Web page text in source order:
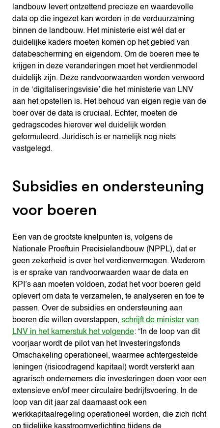
landbouw levert ontzettend precieze en waardevolle
data op die ingezet kan worden in de verduurzaming
binnen de landbouw. Het ministerie eist wél dat er
duidelijke kaders moeten komen op het gebied van
databescherming en eigendom. Om de boeren mee te
krijgen in deze veranderingen moet het verdienmodel
duidelijk zijn. Deze randvoorwaarden worden verwoord
in de ‘digitaliseringsvisie’ die het ministerie van LNV
aan het opstellen is. Het behoud van eigen regie van de
boer over de data is cruciaal. Echter, moeten de
gedragscodes hierover wel duidelijk worden
geformuleerd. Juridisch is er namelijk nog niets
vastgelegd.
Subsidies en ondersteuning
voor boeren
Een van de grootste knelpunten is, volgens de
Nationale Proeftuin Precisielandbouw (NPPL), dat er
geen zekerheid is over het verdienvermogen. Wederom
is er sprake van randvoorwaarden waar de data en
KPI’s aan moeten voldoen, zodat het voor boeren geld
oplevert om data te verzamelen, te analyseren en toe te
passen. Over de subsidies en ondersteuning aan
boeren die willen overstappen, schrijft de minister van
LNV in het kamerstuk het volgende: “In de loop van dit
voorjaar wordt de pilot van het Investeringsfonds
Omschakeling operationeel, waarmee achtergestelde
leningen (risicodragend kapitaal) wordt versterkt aan
agrarisch ondernemers die investeringen doen voor een
extensieve en/of meer circulaire bedrijfsvoering. In de
loop van dit jaar zal daarnaast ook een
werkkapitaalregeling operationeel worden, die zich richt
op tijdelijke kasstroomverlichting tijdens de